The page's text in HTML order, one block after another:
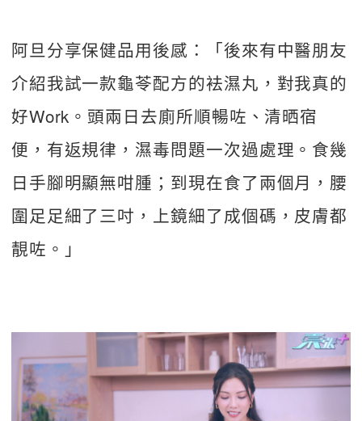
阿旦分享保健品用後感：「後來有中醫朋友
介紹我試一款龜苓配方的袪濕丸，對我真的
好Work。頭兩日去廁所順暢咗、清晒宿
便，有返規律，濕毒問題一次過處理。食幾
日手腳明顯無咁腫；到現在食了兩個月，腰
圍足足細了三吋，上鏡細了成個碼，皮膚都
靚咗。」